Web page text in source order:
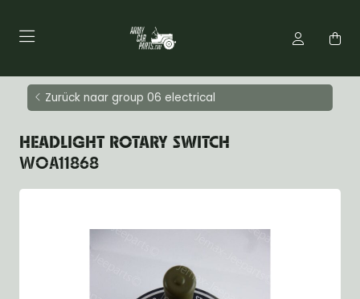
Zurück naar group 06 electrical
HEADLIGHT ROTARY SWITCH
WOA11868